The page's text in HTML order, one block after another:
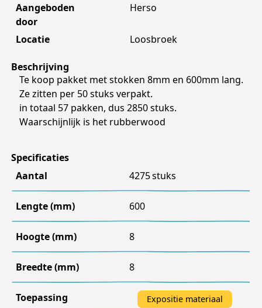
Aangeboden
door
Herso
Locatie Loosbroek
Beschrijving
Te koop pakket met stokken 8mm en 600mm lang.
Ze zitten per 50 stuks verpakt.
in totaal 57 pakken, dus 2850 stuks.
Waarschijnlijk is het rubberwood
Specificaties
Aantal
4275stuks
Lengte (mm) 600
Hoogte (mm) 8
Breedte (mm) 8
Toepassing Expositie materiaal